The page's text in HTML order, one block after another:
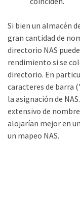
Si bien un almacén
gran cantidad de
directorio NAS
rendimiento si se
directorio. En
caracteres de barra
la asignación de
extensivo de
alojarían mejor en
un mapeo NAS.